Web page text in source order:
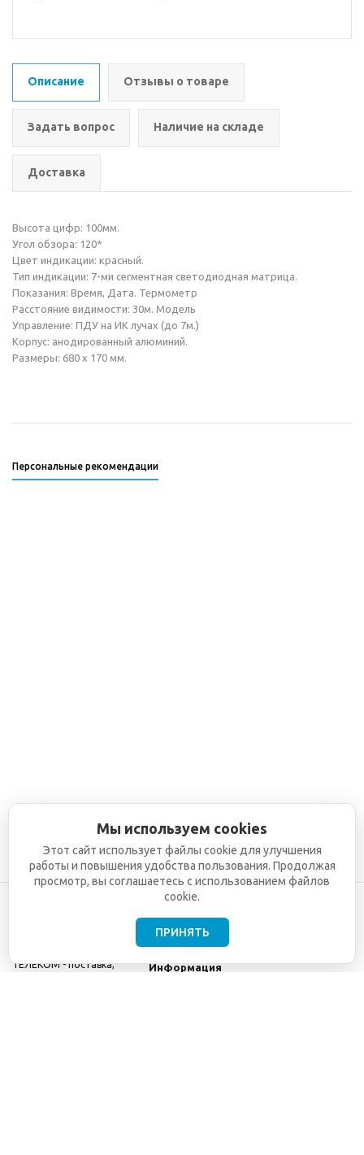
Описание Отзывы о товаре
Задать вопрос Наличие на складе
Доставка
Высота цифр: 100мм.
Угол обзора: 120*
Цвет индикации: красный.
Тип индикации: 7-ми сегментная светодиодная матрица.
Показания: Время, Дата. Термометр
Расстояние видимости: 30м. Модель
Управление: ПДУ на ИК лучах (до 7м.)
Корпус: анодированный алюминий.
Размеры: 680 х 170 мм.
Персональные рекомендации
ТЕЛЕКОМ - поставка,
Информация
Мы используем cookies
Этот сайт использует файлы cookie для улучшения
работы и повышения удобства пользования. Продолжая
просмотр, вы соглашаетесь с использованием файлов
cookie.
ПРИНЯТЬ